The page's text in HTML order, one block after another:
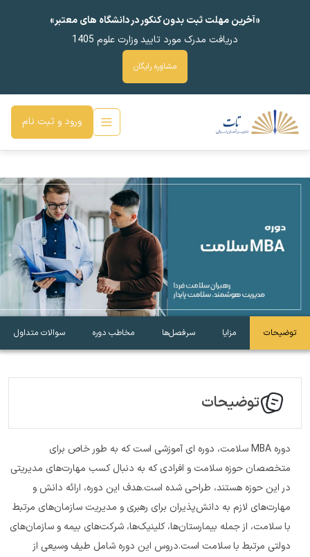
«آخرین مهلت ثبت بدون کنکور در دانشگاه های معتبر»
دریافت مدرک مورد تایید وزارت علوم 1405
مشاوره رایگان
ورود و ثبت نام
توضیحات مزایا سرفصل‌ها مخاطب دوره سوالات متداول
توضیحات
دوره MBA سلامت، دوره ای آموزشی است که به طور خاص برای
متخصصان حوزه سلامت و افرادی که به دنبال کسب مهارت‌های مدیریتی
در این حوزه هستند، طراحی شده است.هدف این دوره، ارائه دانش و
مهارت‌های لازم به دانش‌پذیران برای رهبری و مدیریت سازمان‌های مرتبط
با سلامت، از جمله بیمارستان‌ها، کلینیک‌ها، شرکت‌های بیمه و سازمان‌های
دولتی مرتبط با سلامت است.دروس این دوره شامل طیف وسیعی از